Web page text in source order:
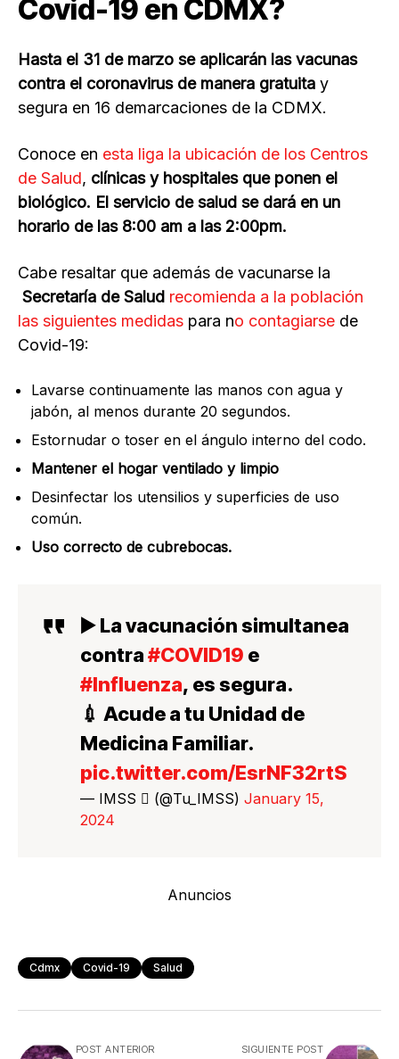
Covid-19 en CDMX?
Hasta el 31 de marzo se aplicarán las vacunas
contra el coronavirus de manera gratuita y
segura en 16 demarcaciones de la CDMX.
Conoce en esta liga la ubicación de los Centros
de Salud, clínicas y hospitales que ponen el
biológico. El servicio de salud se dará en un
horario de las 8:00 am a las 2:00pm.
Cabe resaltar que además de vacunarse la
Secretaría de Salud recomienda a la población
las siguientes medidas para no contagiarse de
Covid-19:
Lavarse continuamente las manos con agua y
jabón, al menos durante 20 segundos.
Estornudar o toser en el ángulo interno del codo.
Mantener el hogar ventilado y limpio
Desinfectar los utensilios y superficies de uso
común.
Uso correcto de cubrebocas.
▶️ La vacunación simultanea
contra#COVID19 e
#Influenza, es segura.
💉 Acude a tu Unidad de
Medicina Familiar.
pic.twitter.com/EsrNF32rtS
— IMSS  (@Tu_IMSS) January 15,
2024
Anuncios
Cdmx Covid-19 Salud
POST ANTERIOR SIGUIENTE POST